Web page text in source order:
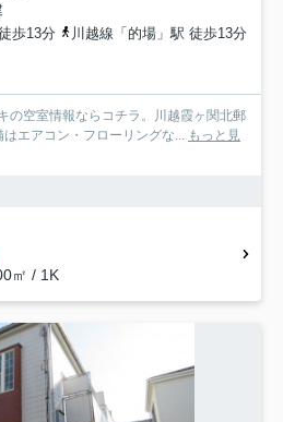
歩13分
川越線「的場」駅 徒歩13分
の空室情報ならコチラ。川越霞ヶ関北郵
エアコン・フローリングな... もっと見
㎡ / 1K